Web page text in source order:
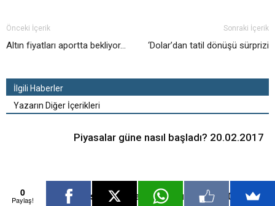
Önceki İçerik
Altın fiyatları aportta bekliyor…
Sonraki İçerik
‘Dolar’dan tatil dönüşü sürprizi
İlgili Haberler
Yazarın Diğer İçerikleri
Piyasalar güne nasıl başladı? 20.02.2017
Borsa günü nasıl kapadı? 17.02.2017
0
Paylaş!